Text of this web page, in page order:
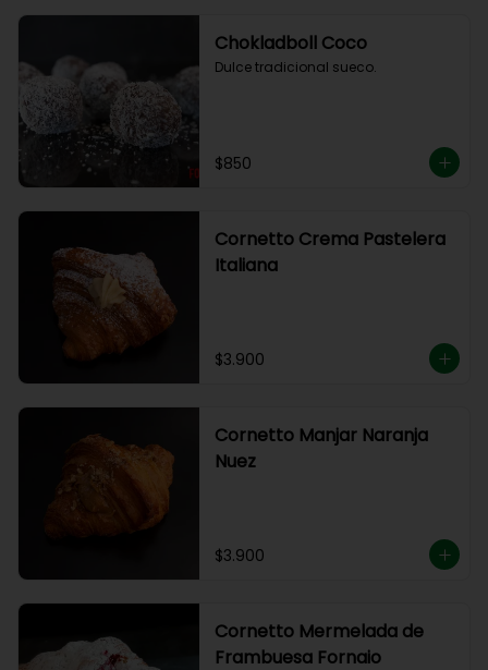
Chokladboll Coco
Dulce tradicional sueco.
$850
Cornetto Crema Pastelera
Italiana
$3.900
Cornetto Manjar Naranja
Nuez
$3.900
Cornetto Mermelada de
Frambuesa Fornaio